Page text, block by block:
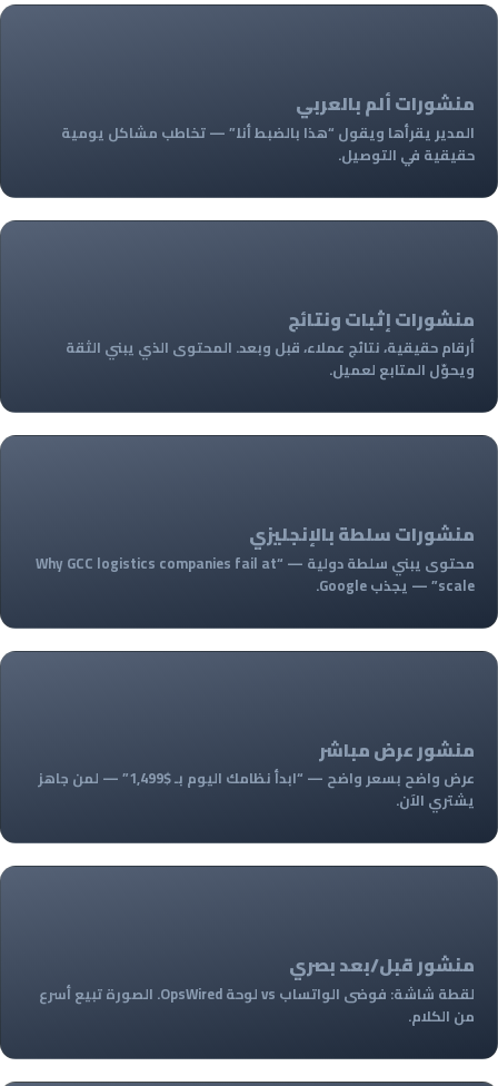
منشورات ألم بالعربي
المدير يقرأها ويقول “هذا بالضبط أنا.” — تخاطب مشاكل يومية
حقيقية في التوصيل.
منشورات إثبات ونتائج
أرقام حقيقية، نتائج عملاء، قبل وبعد. المحتوى الذي يبني الثقة
ويحوّل المتابع لعميل.
منشورات سلطة بالإنجليزي
محتوى يبني سلطة دولية — “Why GCC logistics companies fail at
scale” — يجذب Google.
منشور عرض مباشر
عرض واضح بسعر واضح — “ابدأ نظامك اليوم بـ $1,499” — لمن جاهز
يشتري الآن.
منشور قبل/بعد بصري
لقطة شاشة: فوضى الواتساب vs لوحة OpsWired. الصورة تبيع أسرع
من الكلام.